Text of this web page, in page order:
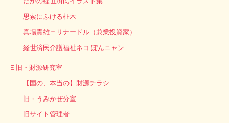
思索にふける柾木
真場貴雄＝リナードル（兼業投資家）
経世済民介護福祉ネコ ぽんニャン
E 旧・財源研究室
【国の、本当の】財源チラシ
旧・うみかぜ分室
旧サイト管理者